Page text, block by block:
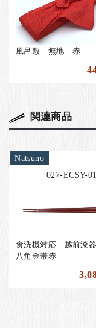
風呂敷 無地 赤
関連商品
Natsuno
027-ECSY-
食洗機対応 越前漆
八角金帯赤